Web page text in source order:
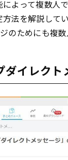
よって複数人
法を解説してい
のためにも複数
イレクト